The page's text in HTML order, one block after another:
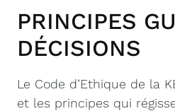
PRINCIPES
DÉCISIONS
Le Code d’Ethique de la
et les principes qui